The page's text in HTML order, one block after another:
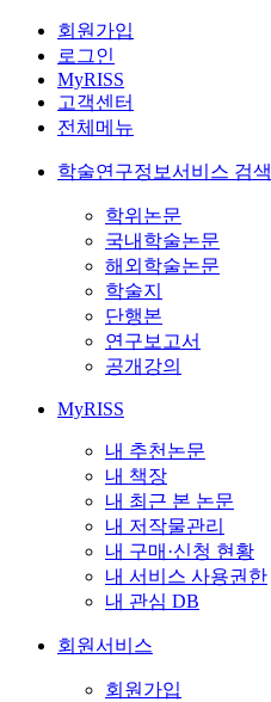
회원가입
로그인
MyRISS
고객센터
전체메뉴
학술연구정보서비스 검색
학위논문
국내학술논문
해외학술논문
학술지
단행본
연구보고서
공개강의
MyRISS
내 추천논문
내 책장
내 최근 본 논문
내 저작물관리
내 구매·신청 현황
내 서비스 사용권한
내 관심 DB
회원서비스
회원가입